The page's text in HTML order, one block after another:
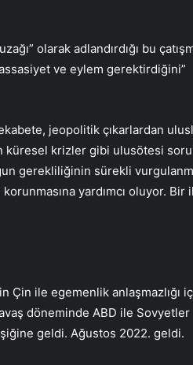
olarak adlandırdığı bu
ve eylem gerektirdiğini”
jeopolitik çıkarlardan
küresel krizler gibi ulusötesi
gerekliliğinin sürekli
yardımcı oluyor. Bir
Çin ile egemenlik anlaşmazlığı
döneminde ABD ile
geldi. Ağustos 2022. geldi.